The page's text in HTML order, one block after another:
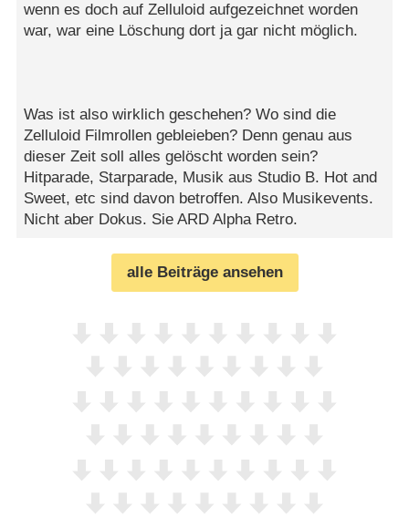
wenn es doch auf Zelluloid aufgezeichnet worden
war, war eine Löschung dort ja gar nicht möglich.
Was ist also wirklich geschehen? Wo sind die
Zelluloid Filmrollen gebleieben? Denn genau aus
dieser Zeit soll alles gelöscht worden sein?
Hitparade, Starparade, Musik aus Studio B. Hot and
Sweet, etc sind davon betroffen. Also Musikevents.
Nicht aber Dokus. Sie ARD Alpha Retro.
alle Beiträge ansehen